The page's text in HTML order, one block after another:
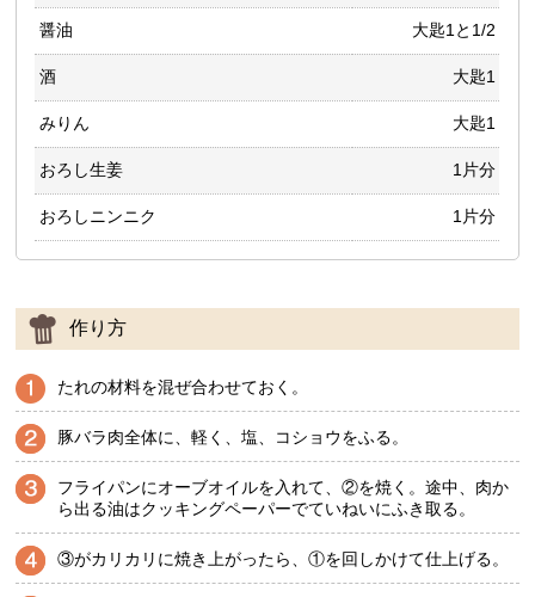
醤油 大匙1と1/2
酒 大匙1
みりん 大匙1
おろし生姜 1片分
おろしニンニク 1片分
作り方
たれの材料を混ぜ合わせておく。
豚バラ肉全体に、軽く、塩、コショウをふる。
フライパンにオーブオイルを入れて、②を焼く。途中、肉か
ら出る油はクッキングペーパーでていねいにふき取る。
③がカリカリに焼き上がったら、①を回しかけて仕上げる。